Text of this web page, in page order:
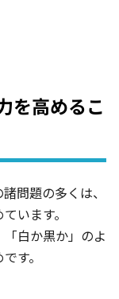
を高めるこ
問題の多くは、
います。
白か黒か」のよ
す。